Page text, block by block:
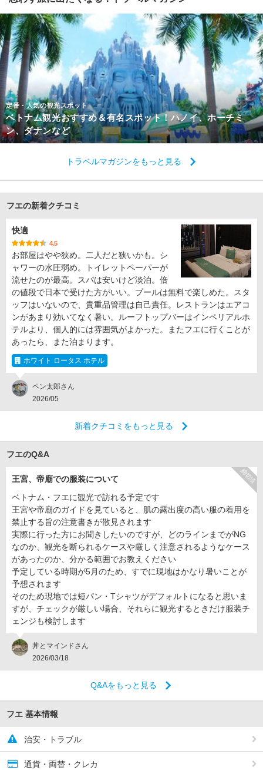
定番・人気の観光スポット
ベトナム観光おすすめ＆有名スポット！ハノイ、ホーチミ
ン、ダナンなど
トラベルマガジンをもっと見る
フエの新着クチコミ
快適
4.5
お部屋はやや狭め。二人だと狭いかも。シ
ャワーの水圧弱め。トイレットペーパーが
流せたのが最高。スパは安いけど淡泊。倍
の値段で日本で受けた方がいい。プールは無料で楽しめた。スタ
ッフはいないので、貴重品管理は自己責任。レストランはエアコ
ンがあまり効いてなく暑い。ルーフトップバーはインペリアルホ
テルより、個人的には雰囲気がよかった。またフエに行くことが
あったら、また泊まります。
ホワイト ロータス ホテル
ペン太郎さん
2026/05
新着クチコミをもっと見る
フエのQ&A
締切済
王宮、帝廟での服装について
ベトナム・フエに観光で訪れる予定です
王宮や帝廟のガイドを見ていると、肌の露出度の高い服の着用を
禁止する旨の注意書きが散見されます
実際に行った方にお聞きしたいのですが、どのラインまでがNG
なのか、観光を断られるケースや厳しく注意されるようなケース
があったのか、分かる範囲でお教えください
予定している時期が5月のため、すでに現地はかなり暑いことが
予想されます
そのため現地では短パン・Tシャツがデフォルトになると思いま
すが、チェックが厳しい場合、それらに観光するときだけ服装チ
ェンジも検討します
丼とマインドさん
2026/03/18
Q&Aをもっと見る
フエ 基本情報
治安・トラブル
通貨・両替・クレカ